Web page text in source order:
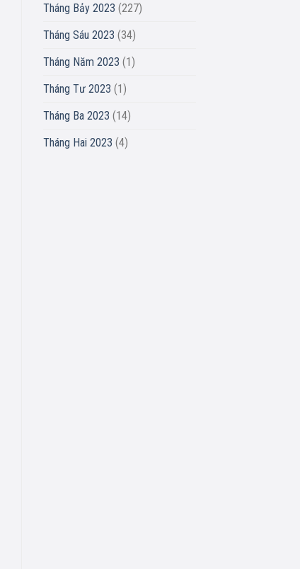
Tháng Bảy 2023 (227)
Tháng Sáu 2023 (34)
Tháng Năm 2023 (1)
Tháng Tư 2023 (1)
Tháng Ba 2023 (14)
Tháng Hai 2023 (4)